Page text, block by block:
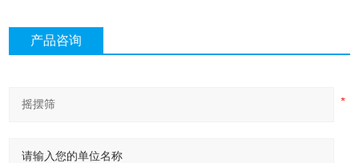
产品咨询